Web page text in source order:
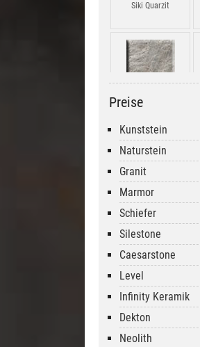
Siki Quarzit
Copper
Fevi Stone
Preise
Kunststein
Naturstein
Granit
Marmor
Schiefer
Silestone
Caesarstone
Level
Infinity Keramik
Dekton
Neolith